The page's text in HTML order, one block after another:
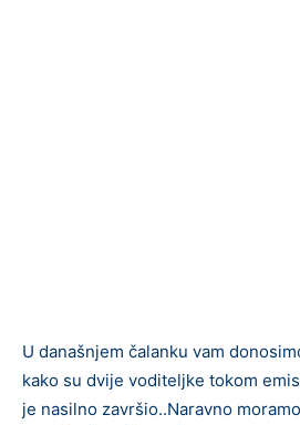
U današnjem čalanku vam
kako su dvije voditeljke tokom
je nasilno završio..Naravno